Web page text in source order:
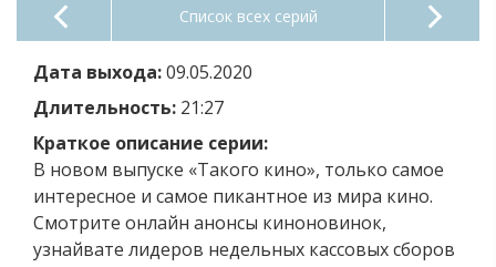
Список всех серий
Дата выхода:09.05.2020
Длительность: 21:27
Краткое описание серии:
В новом выпуске «Такого кино», только самое
интересное и самое пикантное из мира кино.
Смотрите онлайн анонсы киноновинок,
узнайвате лидеров недельных кассовых сборов